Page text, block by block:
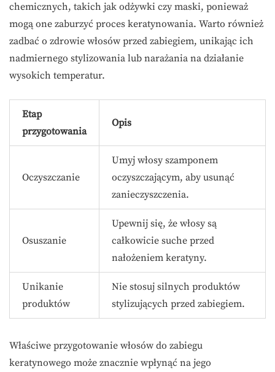
chemicznych, takich jak odżywki czy maski, ponieważ
mogą one zaburzyć proces keratynowania. Warto również
zadbać o zdrowie włosów przed zabiegiem, unikając ich
nadmiernego stylizowania lub narażania na działanie
wysokich temperatur.
Etap
przygotowania
Opis
Oczyszczanie
Umyj włosy szamponem
oczyszczającym, aby usunąć
zanieczyszczenia.
Osuszanie
Upewnij się, że włosy są
całkowicie suche przed
nałożeniem keratyny.
Unikanie
produktów
Nie stosuj silnych produktów
stylizujących przed zabiegiem.
Właściwe przygotowanie włosów do zabiegu
keratynowego może znacznie wpłynąć na jego